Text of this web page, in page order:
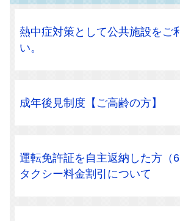
熱中症対策として公共施設をご
い。
成年後見制度【ご高齢の方】
運転免許証を自主返納した方（
タクシー料金割引について